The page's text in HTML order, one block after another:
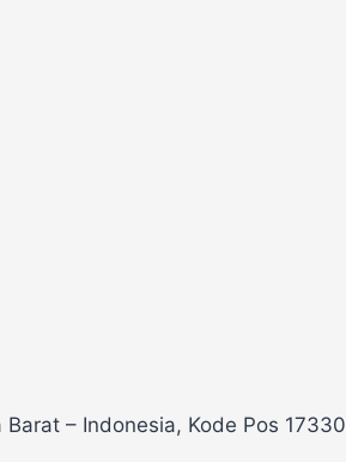
– Indonesia, Kode Pos 17330